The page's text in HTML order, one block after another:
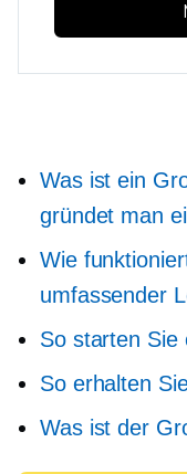
Was ist ein
gründet man
Wie
umfassender
So starten Sie
So erhalten
Was ist der